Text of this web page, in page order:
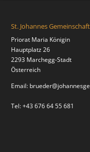
St. Johannes Gemeinschaft
Priorat Maria Königin
Hauptplatz 26
2293 Marchegg-Stadt
Österreich
Email:
Tel: +43 676 64 55 681